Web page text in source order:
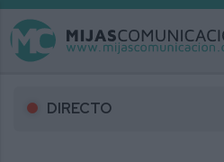
DIRECTO